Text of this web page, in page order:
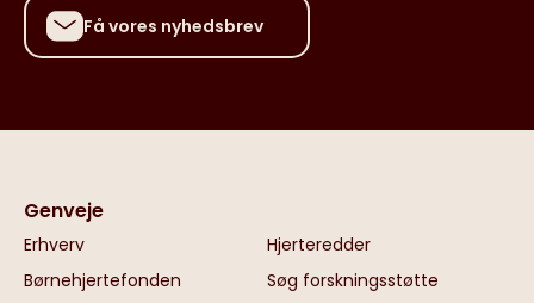
Få vores nyhedsbrev
Genveje
Erhverv
Hjerteredder
Børnehjertefonden
Søg forskningsstøtte